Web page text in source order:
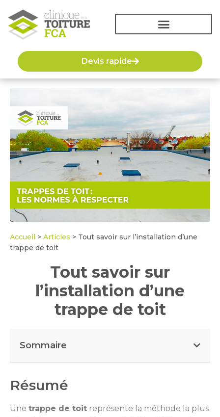
Devis rapide
Accueil > Articles > Tout savoir sur l’installation d’une
trappe de toit
Tout savoir sur
l’installation d’une
trappe de toit
Sommaire
Résumé
Une trappe de toit représente la méthode la plus